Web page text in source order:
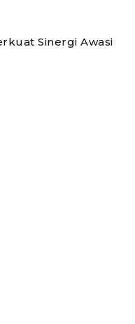
Sinergi Awasi